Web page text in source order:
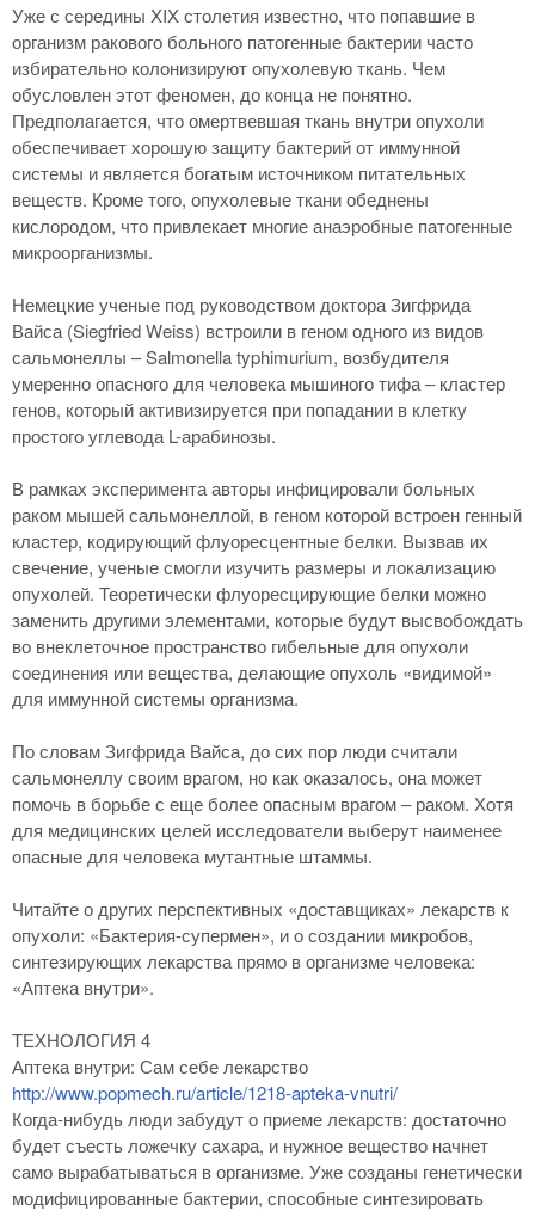
Уже с середины XIX столетия известно, что попавшие в
организм ракового больного патогенные бактерии часто
избирательно колонизируют опухолевую ткань. Чем
обусловлен этот феномен, до конца не понятно.
Предполагается, что омертвевшая ткань внутри опухоли
обеспечивает хорошую защиту бактерий от иммунной
системы и является богатым источником питательных
веществ. Кроме того, опухолевые ткани обеднены
кислородом, что привлекает многие анаэробные патогенные
микроорганизмы.
Немецкие ученые под руководством доктора Зигфрида
Вайса (Siegfried Weiss) встроили в геном одного из видов
сальмонеллы – Salmonella typhimurium, возбудителя
умеренно опасного для человека мышиного тифа – кластер
генов, который активизируется при попадании в клетку
простого углевода L-арабинозы.
В рамках эксперимента авторы инфицировали больных
раком мышей сальмонеллой, в геном которой встроен генный
кластер, кодирующий флуоресцентные белки. Вызвав их
свечение, ученые смогли изучить размеры и локализацию
опухолей. Теоретически флуоресцирующие белки можно
заменить другими элементами, которые будут высвобождать
во внеклеточное пространство гибельные для опухоли
соединения или вещества, делающие опухоль «видимой»
для иммунной системы организма.
По словам Зигфрида Вайса, до сих пор люди считали
сальмонеллу своим врагом, но как оказалось, она может
помочь в борьбе с еще более опасным врагом – раком. Хотя
для медицинских целей исследователи выберут наименее
опасные для человека мутантные штаммы.
Читайте о других перспективных «доставщиках» лекарств к
опухоли: «Бактерия-супермен», и о создании микробов,
синтезирующих лекарства прямо в организме человека:
«Аптека внутри».
ТЕХНОЛОГИЯ 4
Аптека внутри: Сам себе лекарство
http://www.popmech.ru/article/1218-apteka-vnutri/
Когда-нибудь люди забудут о приеме лекарств: достаточно
будет съесть ложечку сахара, и нужное вещество начнет
само вырабатываться в организме. Уже созданы генетически
модифицированные бактерии, способные синтезировать